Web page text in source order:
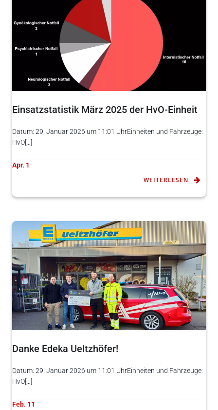
Einsatzstatistik März 2025 der HvO-Einheit
Datum: 29. Januar 2026 um 11:01 UhrEinheiten und Fahrzeuge:
HvO[…]
Apr. 1
WEITERLESEN
Danke Edeka Ueltzhöfer!
Datum: 29. Januar 2026 um 11:01 UhrEinheiten und Fahrzeuge:
HvO[…]
Feb. 11